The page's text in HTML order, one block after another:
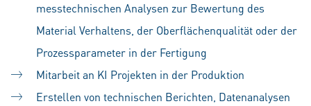
messtechnischen Analysen zur Bewertung des
Material Verhaltens, der Oberflächenqualität oder der
Prozessparameter in der Fertigung
Mitarbeit an KI Projekten in der Produktion
Erstellen von technischen Berichten, Datenanalysen